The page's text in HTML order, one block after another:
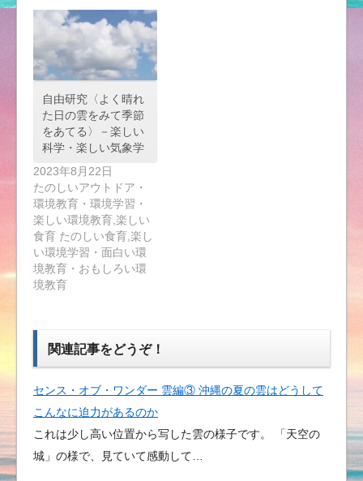
自由研究〈よく晴れ
た日の雲をみて季節
をあてる〉－楽しい
科学・楽しい気象学
2023年8月22日
たのしいアウトドア・
環境教育・環境学習・
楽しい環境教育,楽しい
食育 たのしい食育,楽し
い環境学習・面白い環
境教育・おもしろい環
境教育
関連記事をどうぞ！
センス・オブ・ワンダー 雲編③ 沖縄の夏の雲はどうして
こんなに迫力があるのか
これは少し高い位置から写した雲の様子です。 「天空の
城」の様で、見ていて感動して…